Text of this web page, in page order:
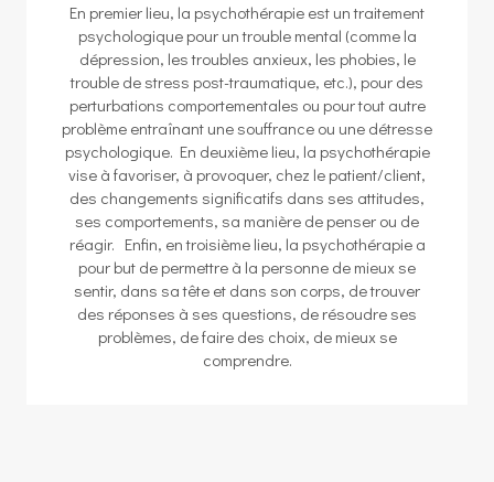
En premier lieu, la psychothérapie est un traitement
psychologique pour un trouble mental (comme la
dépression, les troubles anxieux, les phobies, le
trouble de stress post-traumatique, etc.), pour des
perturbations comportementales ou pour tout autre
problème entraînant une souffrance ou une détresse
psychologique. En deuxième lieu, la psychothérapie
vise à favoriser, à provoquer, chez le patient/client,
des changements significatifs dans ses attitudes,
ses comportements, sa manière de penser ou de
réagir. Enfin, en troisième lieu, la psychothérapie a
pour but de permettre à la personne de mieux se
sentir, dans sa tête et dans son corps, de trouver
des réponses à ses questions, de résoudre ses
problèmes, de faire des choix, de mieux se
comprendre.